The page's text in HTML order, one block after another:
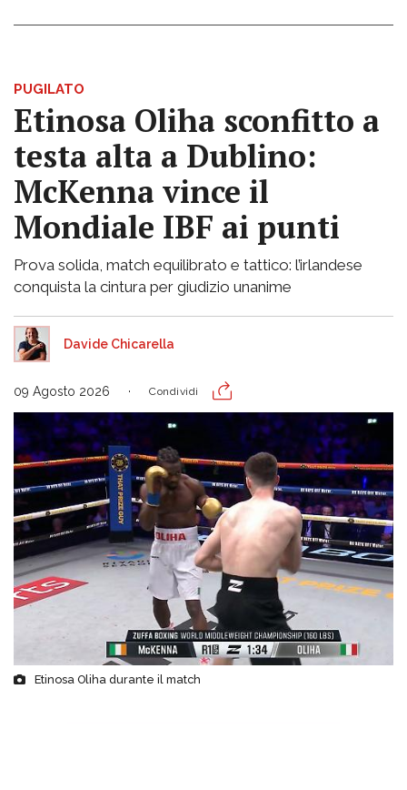
PUGILATO
Etinosa Oliha sconfitto a
testa alta a Dublino:
McKenna vince il
Mondiale IBF ai punti
Prova solida, match equilibrato e tattico: l’irlandese
conquista la cintura per giudizio unanime
Davide Chicarella
09 Agosto 2026 Condividi
Etinosa Oliha durante il match